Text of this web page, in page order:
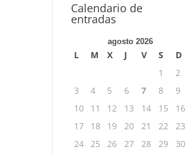
Calendario de
entradas
agosto 2026
L M X J V S
D
1
2
3
4 5 6 7 8
9
10
11 12 13 14 15
16
17
18 19 20 21 22
23
24 25 26 27 28 29
30